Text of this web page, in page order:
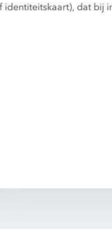
dat bij